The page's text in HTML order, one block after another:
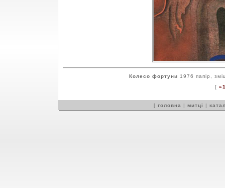
Колесо фортуни 1976 папір,
[
[ головна | митці |